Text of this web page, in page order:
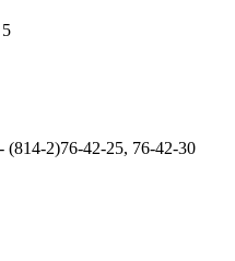
(814-2)76-42-25, 76-42-30